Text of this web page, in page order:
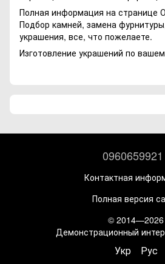
Полная информация на странице
Подбор камней, замена
украшения, все, что пожелаете.
Изготовление украшений по
0960659921
Контактная
Полная версия
© 2014—2026
Демонстрационный
Укр Рус